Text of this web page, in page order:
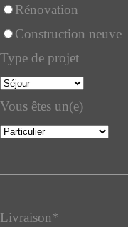
Rénovation
Construction neuve
Type de projet
Vous êtes un(e)
Livraison*